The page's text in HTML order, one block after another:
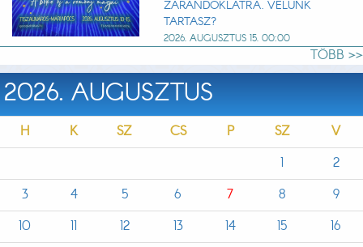
ZARÁNDOKLATRA. VELÜNK
TARTASZ?
2026. AUGUSZTUS 15. 00:00
TÖBB >>
2026. AUGUSZTUS
H K SZ CS P SZ
V
1
2
3
4 5 6 7 8
9
10
11 12 13 14 15
16